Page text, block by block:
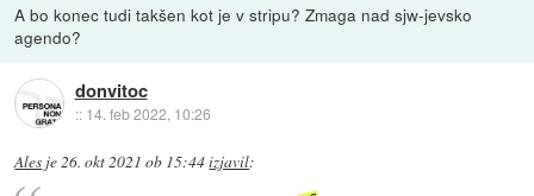
A bo konec tudi takšen kot je v stripu? Zmaga nad sjw-jevsko
agendo?
donvitoc
:: 14. feb 2022, 10:26
Ales je26. okt 2021 ob 15:44izjavil: